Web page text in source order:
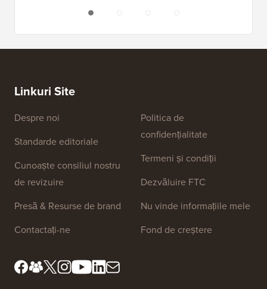
Linkuri Site
Despre noi
Standarde editoriale
Cunoaște consiliul nostru
de revizuire
Presă & Resurse de brand
Contactați-ne
Politica de
confidențialitate
Termeni și condiții
Dezvăluire FTC
Nu vinde informațiile mele
Fond de creștere